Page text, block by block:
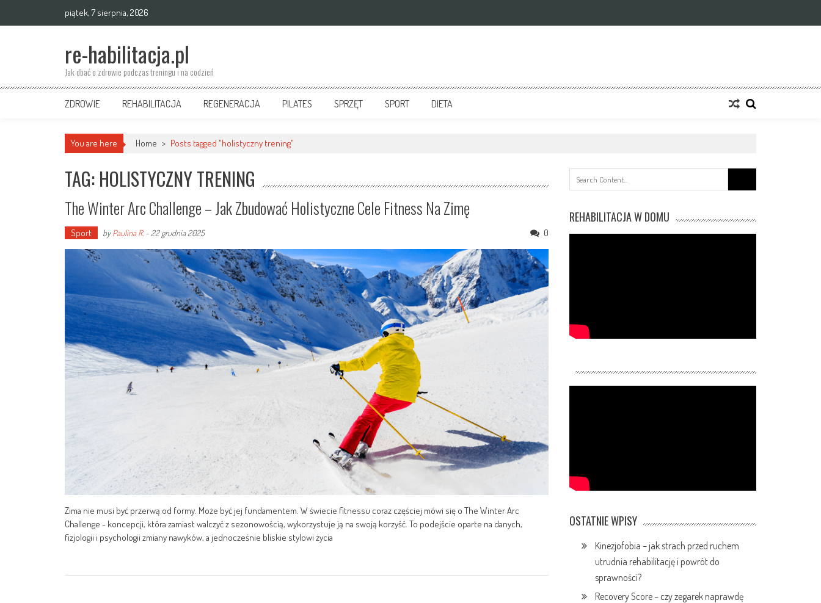
piątek, 7 sierpnia, 2026
re-habilitacja.pl
Jak dbać o zdrowie podczas treningu i na codzień
ZDROWIE REHABILITACJA REGENERACJA PILATES SPRZĘT SPORT DIETA
You are here Home > Posts tagged "holistyczny trening"
TAG: HOLISTYCZNY TRENING
The Winter Arc Challenge – Jak Zbudować Holistyczne Cele Fitness Na Zimę
Sport byPaulina R. - 22 grudnia 2025 0
Zima nie musi być przerwą od formy. Może być jej fundamentem. W świecie fitnessu coraz częściej mówi się o The Winter Arc
Challenge - koncepcji, która zamiast walczyć z sezonowością, wykorzystuje ją na swoją korzyść. To podejście oparte na danych,
fizjologii i psychologii zmiany nawyków, a jednocześnie bliskie stylowi życia
for:
REHABILITACJA W DOMU
OSTATNIE WPISY
Kinezjofobia – jak strach przed ruchem
utrudnia rehabilitację i powrót do
sprawności?
Recovery Score – czy zegarek naprawdę